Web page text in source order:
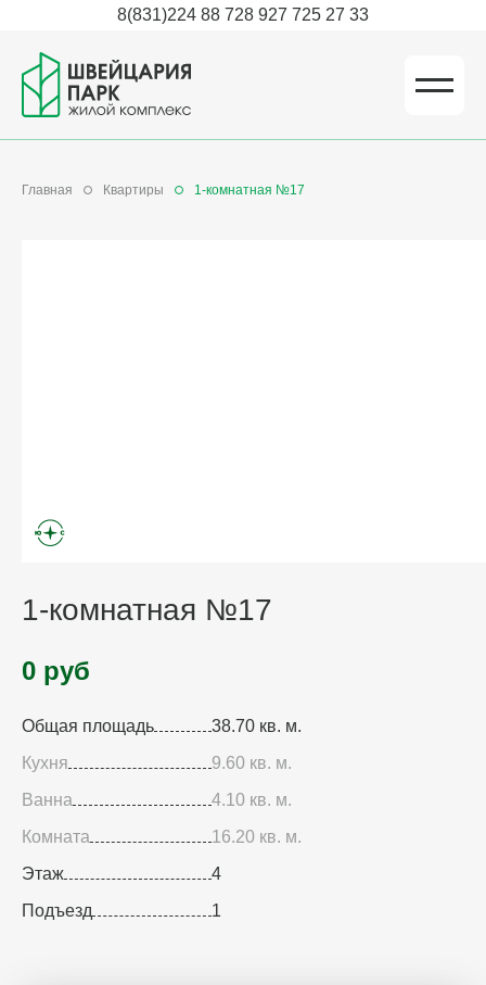
8(831)224 88 728 927 725 27 33
Главная Квартиры 1-комнатная №17
1-комнатная №17
0 руб
Общая площадь
38.70 кв. м.
Кухня
9.60 кв. м.
Ванна
4.10 кв. м.
Комната
16.20 кв. м.
Этаж
4
Подъезд
1